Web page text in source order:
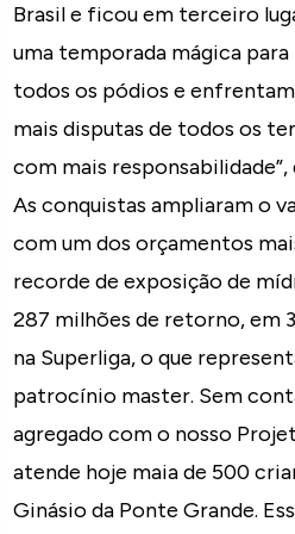
Brasil e ficou em terceiro
uma temporada mágica
todos os pódios e
mais disputas de todos os
com mais responsabilidade”,
As conquistas ampliaram o
com um dos orçamentos
recorde de exposição de
287 milhões de retorno, em
na Superliga, o que
patrocínio master. Sem
agregado com o nosso
atende hoje maia de 500
Ginásio da Ponte Grande.